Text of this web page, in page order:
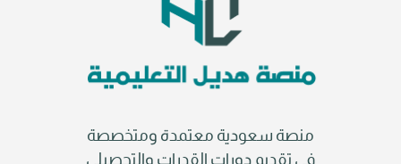
منصة سعودية معتمدة ومتخصصة